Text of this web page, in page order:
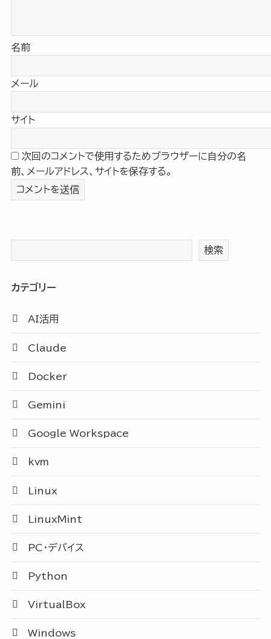
名前
メール
サイト
次回のコメントで使用するためブラウザーに自分の名
前、メールアドレス、サイトを保存する。
検索
カテゴリー
AI活用
Claude
Docker
Gemini
Google Workspace
kvm
Linux
LinuxMint
PC・デバイス
Python
VirtualBox
Windows